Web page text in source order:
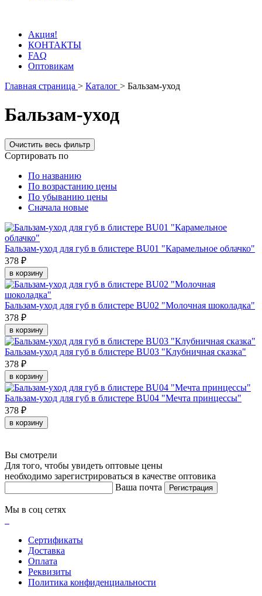
Акция!
КОНТАКТЫ
FAQ
Оптовикам
Главная страница > Каталог > Бальзам-уход
Бальзам-уход
Сортировать по
По названию
По возрастанию цены
По убыванию цены
Сначала новые
Бальзам-уход для губ в блистере BU01 "Карамельное облачко"
378 ₽
в корзину
Бальзам-уход для губ в блистере BU02 "Молочная шоколадка"
378 ₽
в корзину
Бальзам-уход для губ в блистере BU03 "Клубничная сказка"
378 ₽
в корзину
Бальзам-уход для губ в блистере BU04 "Мечта принцессы"
378 ₽
в корзину
Вы смотрели
Для того, чтобы увидеть оптовые цены
необходимо зарегистрироваться в качестве оптовика
Ваша почта
Регистрация
Мы в соц сетях
Сертификаты
Доставка
Оплата
Реквизиты
Политика конфиденциальности